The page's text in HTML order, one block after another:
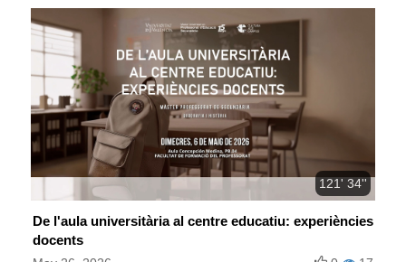
121' 34''
De l'aula universitària al centre educatiu: experiències
docents